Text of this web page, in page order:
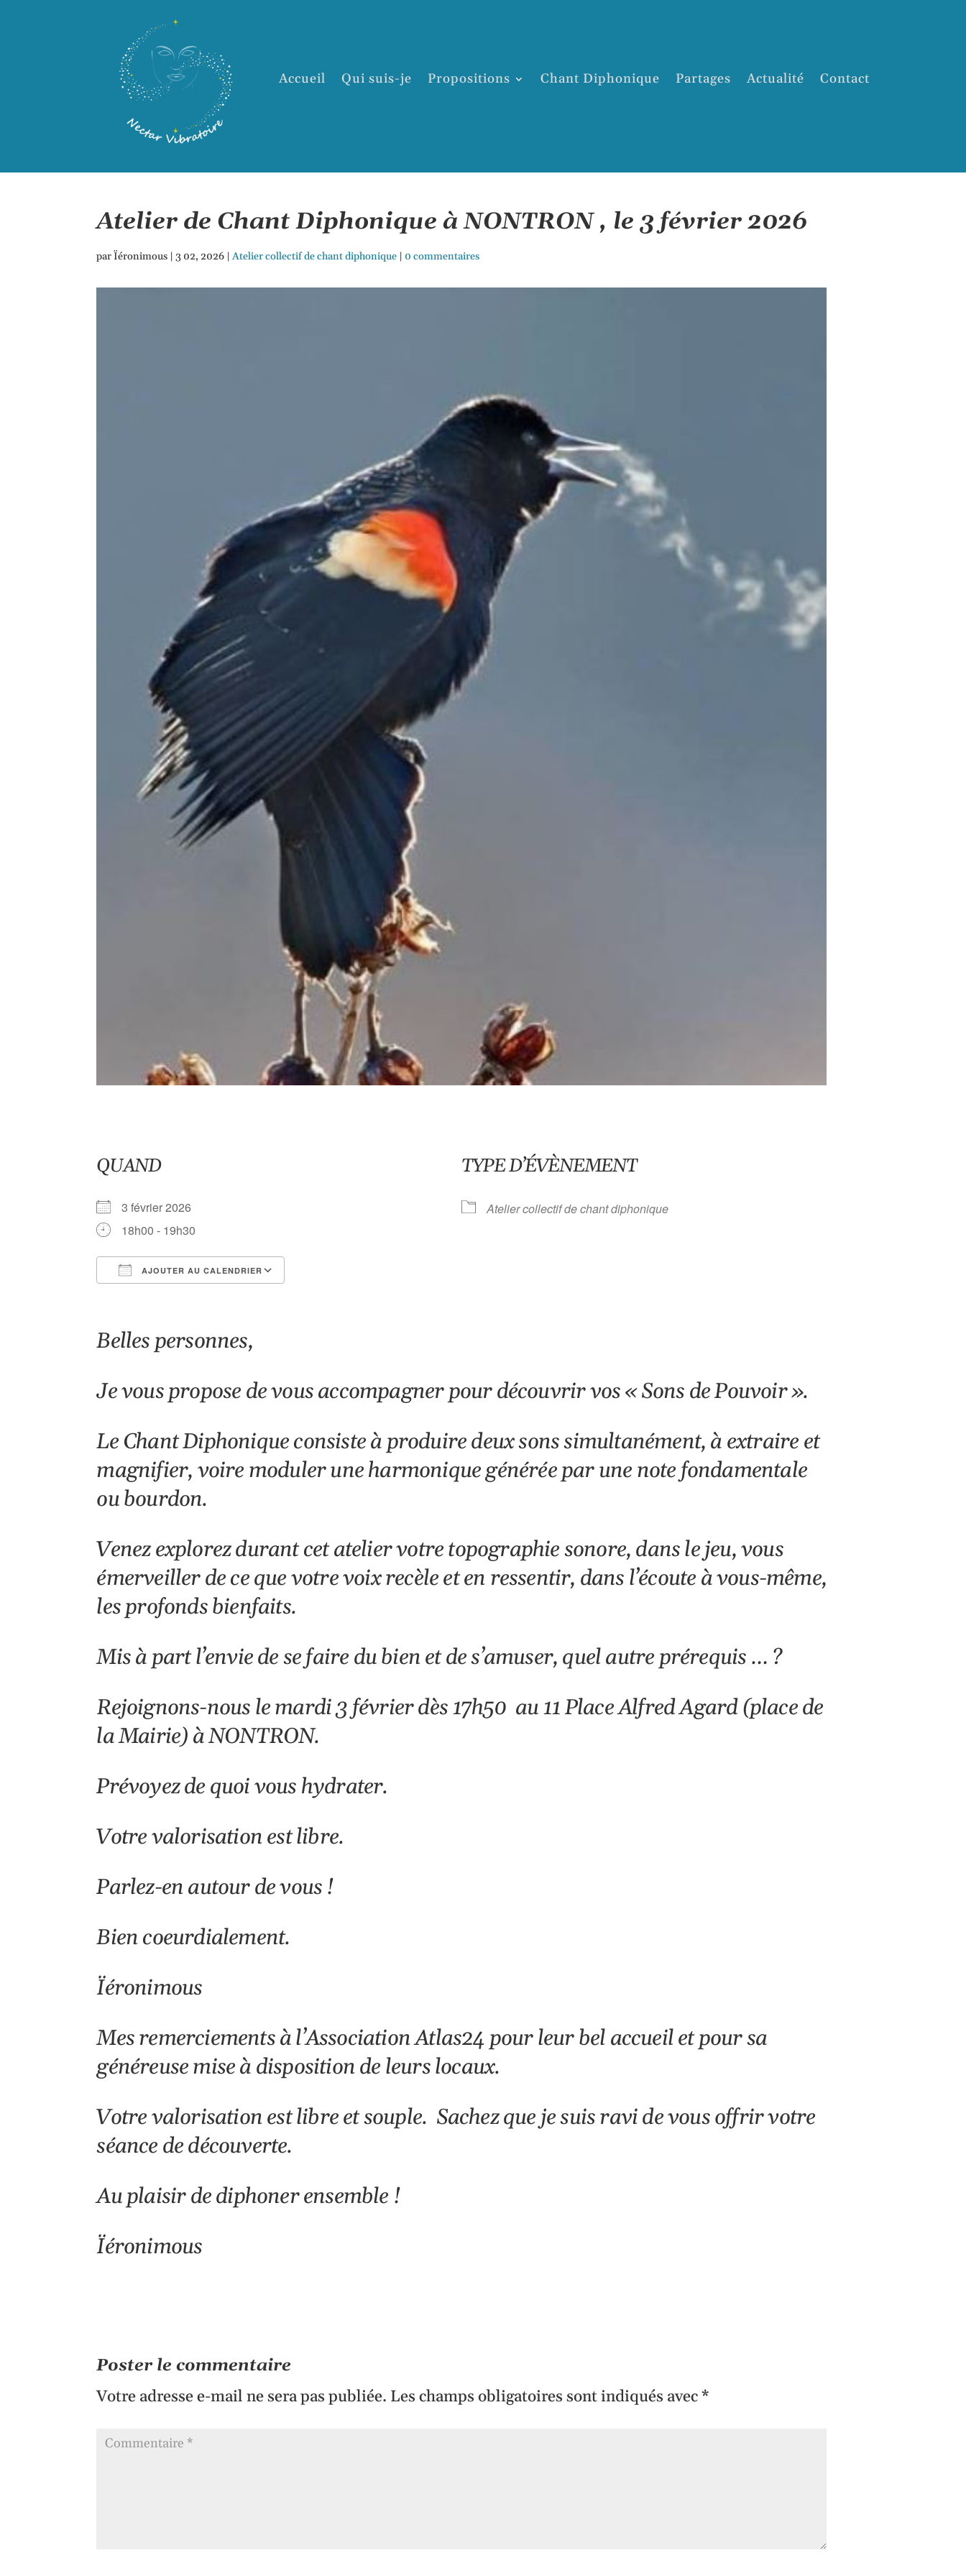
Accueil Qui suis-je Propositions Chant Diphonique Partages Actualité Contact
Atelier de Chant Diphonique à NONTRON , le 3 février 2026
parÏéronimous |3 02, 2026 |Atelier collectif de chant diphonique | 0 commentaires
QUAND
3 février 2026
18h00 - 19h30
AJOUTER AU CALENDRIER
TYPE D’ÉVÈNEMENT
Atelier collectif de chant diphonique
Belles personnes,
Je vous propose de vous accompagner pour découvrir vos « Sons de Pouvoir ».
Le Chant Diphonique consiste à produire deux sons simultanément, à extraire et
magnifier, voire moduler une harmonique générée par une note fondamentale
ou bourdon.
Venez explorez durant cet atelier votre topographie sonore, dans le jeu, vous
émerveiller de ce que votre voix recèle et en ressentir, dans l’écoute à vous-même,
les profonds bienfaits.
Mis à part l’envie de se faire du bien et de s’amuser, quel autre prérequis … ?
Rejoignons-nous le mardi 3 février dès 17h50 au 11 Place Alfred Agard (place de
la Mairie) à NONTRON.
Prévoyez de quoi vous hydrater.
Votre valorisation est libre.
Parlez-en autour de vous !
Bien coeurdialement.
Ïéronimous
Mes remerciements à l’Association Atlas24 pour leur bel accueil et pour sa
généreuse mise à disposition de leurs locaux.
Votre valorisation est libre et souple. Sachez que je suis ravi de vous offrir votre
séance de découverte.
Au plaisir de diphoner ensemble !
Ïéronimous
Poster le commentaire
Votre adresse e-mail ne sera pas publiée. Les champs obligatoires sont indiqués avec*